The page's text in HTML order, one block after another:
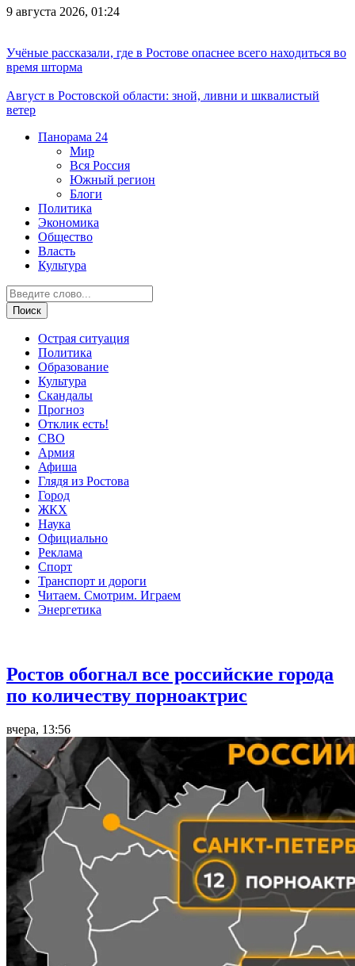
9 августа 2026, 01:24
Учёные рассказали, где в Ростове опаснее всего находиться во
время шторма
Август в Ростовской области: зной, ливни и шквалистый
ветер
Панорама 24
Мир
Вся Россия
Южный регион
Блоги
Политика
Экономика
Общество
Власть
Культура
Острая ситуация
Политика
Образование
Культура
Скандалы
Прогноз
Отклик есть!
СВО
Армия
Афиша
Глядя из Ростова
Город
ЖКХ
Наука
Официально
Реклама
Спорт
Транспорт и дороги
Читаем. Смотрим. Играем
Энергетика
Ростов обогнал все российские города
по количеству порноактрис
вчера, 13:56